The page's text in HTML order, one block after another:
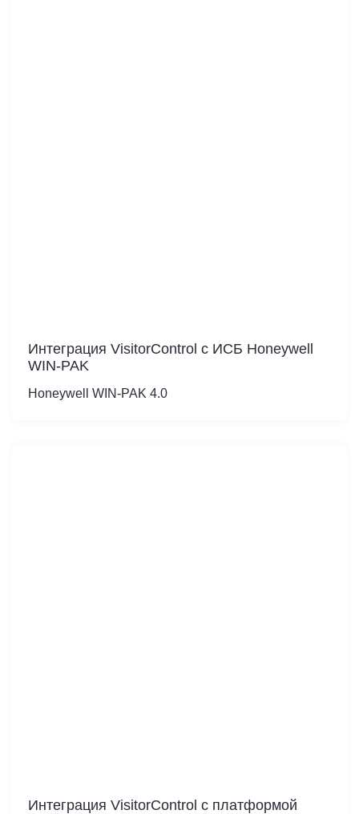
Интеграция VisitorControl c ИСБ Honeywell
WIN-PAK
Honeywell WIN-PAK 4.0
Интеграция VisitorControl c платформой